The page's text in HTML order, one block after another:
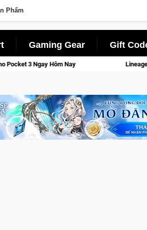
Phẩm
Gaming Gear Gift
Lineage W – Quyền lực và tài